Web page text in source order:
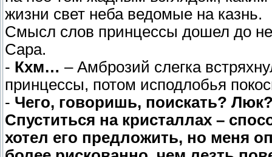
жизни свет неба ведомые на казнь.
Смысл слов принцессы дошел до
Сара.
- Кхм… – Амброзий слегка
принцессы, потом исподлобья
- Чего, говоришь, поискать?
Спуститься на кристаллах –
хотел его предложить, но меня